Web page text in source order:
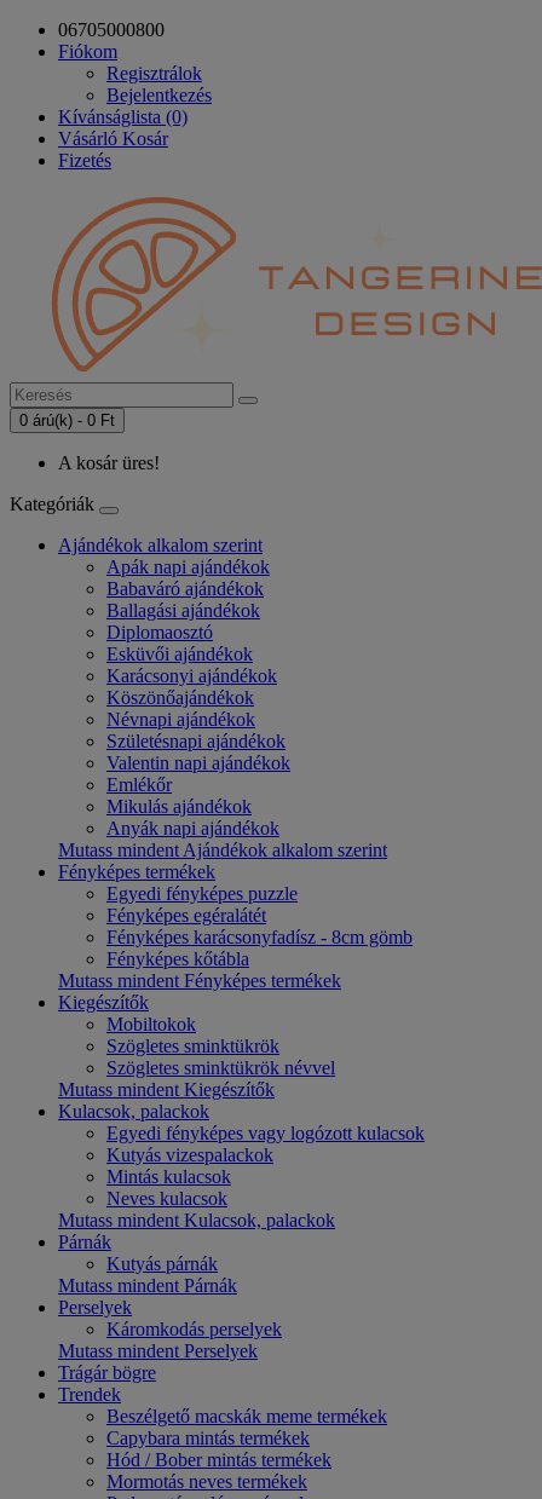
06705000800
Fiókom
Regisztrálok
Bejelentkezés
Kívánságlista (0)
Vásárló Kosár
Fizetés
0 árú(k) - 0 Ft
A kosár üres!
Kategóriák
Ajándékok alkalom szerint
Apák napi ajándékok
Babaváró ajándékok
Ballagási ajándékok
Diplomaosztó
Esküvői ajándékok
Karácsonyi ajándékok
Köszönőajándékok
Névnapi ajándékok
Születésnapi ajándékok
Valentin napi ajándékok
Emlékőr
Mikulás ajándékok
Anyák napi ajándékok
Mutass mindent Ajándékok alkalom szerint
Fényképes termékek
Egyedi fényképes puzzle
Fényképes egéralátét
Fényképes karácsonyfadísz - 8cm gömb
Fényképes kőtábla
Mutass mindent Fényképes termékek
Kiegészítők
Mobiltokok
Szögletes sminktükrök
Szögletes sminktükrök névvel
Mutass mindent Kiegészítők
Kulacsok, palackok
Egyedi fényképes vagy logózott kulacsok
Kutyás vizespalackok
Mintás kulacsok
Neves kulacsok
Mutass mindent Kulacsok, palackok
Párnák
Kutyás párnák
Mutass mindent Párnák
Perselyek
Káromkodás perselyek
Mutass mindent Perselyek
Trágár bögre
Trendek
Beszélgető macskák meme termékek
Capybara mintás termékek
Hód / Bober mintás termékek
Mormotás neves termékek